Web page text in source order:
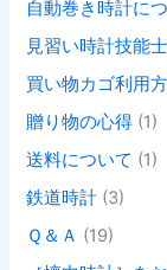
自動巻き時計に
見習い時計技能
買い物カゴ利用
贈り物の心得 (1)
送料について (1)
鉄道時計 (3)
Ｑ＆Ａ (19)